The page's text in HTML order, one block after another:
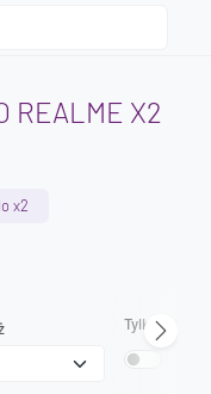
REALME X2
x2
Tylko